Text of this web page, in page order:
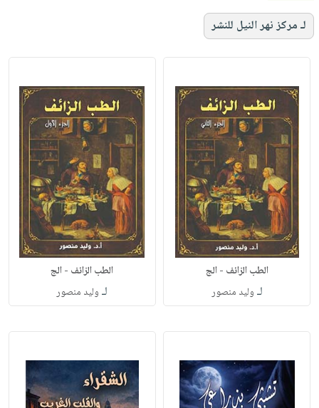
لـ مركز نهر النيل للنشر
الطب الزائف - الج
لـ وليد منصور
الطب الزائف - الج
لـ وليد منصور